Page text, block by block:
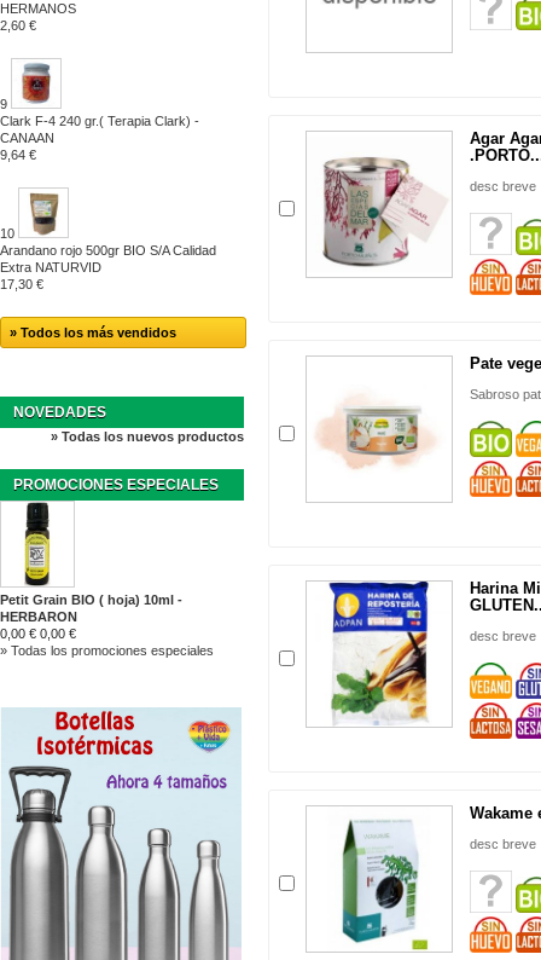
HERMANOS
2,60 €
9
Clark F-4 240 gr.( Terapia Clark) -
CANAAN
9,64 €
10
Arandano rojo 500gr BIO S/A Calidad
Extra NATURVID
17,30 €
» Todos los más vendidos
NOVEDADES
» Todas los nuevos productos
PROMOCIONES ESPECIALES
Petit Grain BIO ( hoja) 10ml -
HERBARON
0,00 € 0,00 €
» Todas los promociones especiales
Agar
desc breve
Pate
Sabroso
Harina
desc breve
Wakame
desc breve